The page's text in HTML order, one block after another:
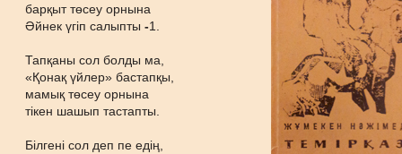
барқыт төсеу орнына
Әйнек үгіп салыпты -1.
Тапқаны сол болды ма,
«Қонақ үйлер» бастапқы,
мамық төсеу орнына
тікен шашып тастапты.
Білгені сол деп пе едің,